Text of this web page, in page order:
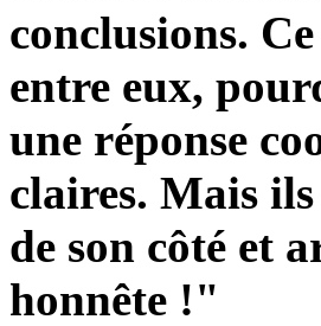
conclusions.
entre eux,
une réponse
claires. Mais
de son côté et
honnête !"